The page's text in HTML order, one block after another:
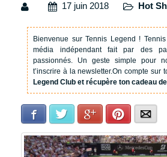
17 juin 2018 Hot
Bienvenue sur Tennis Legend !
média indépendant fait par des
passionnés. Un geste simple pour
t’inscrire à la newsletter.On compte sur
Legend Club et récupère ton cadeau
Facebook Twitter Google+Pinterest